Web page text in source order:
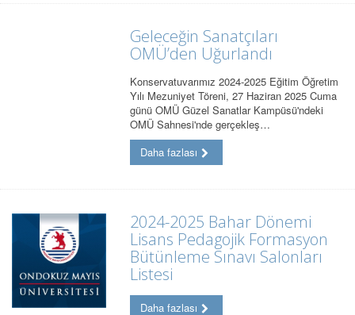
Geleceğin Sanatçıları
OMÜ’den Uğurlandı
Konservatuvarımız 2024-2025 Eğitim Öğretim
Yılı Mezuniyet Töreni, 27 Haziran 2025 Cuma
günü OMÜ Güzel Sanatlar Kampüsü'ndeki
OMÜ Sahnesi'nde gerçekleş…
Daha fazlası
2024-2025 Bahar Dönemi
Lisans Pedagojik Formasyon
Bütünleme Sınavı Salonları
Listesi
Daha fazlası